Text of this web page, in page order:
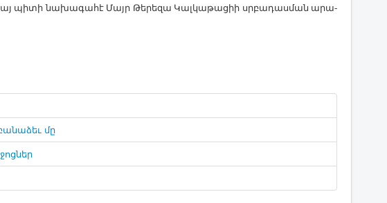
պի­տի նա­խա­գա­հէ ­Մայր ­Թե­րե­զա ­Կալ­կա­թա­ցիի սրբա­դաս­ման ա­րա­
մը